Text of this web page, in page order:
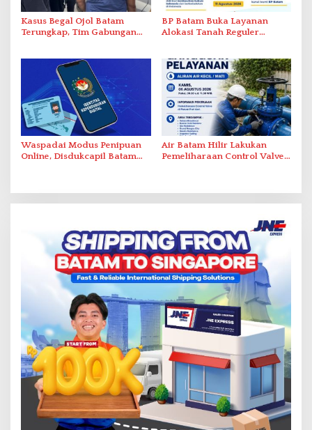
Kasus Begal Ojol Batam
Terungkap, Tim Gabungan
BP Batam Buka Layanan
Alokasi Tanah Reguler
Waspadai Modus Penipuan
Online, Disdukcapil Batam
Air Batam Hilir Lakukan
Pemeliharaan Control Valve,